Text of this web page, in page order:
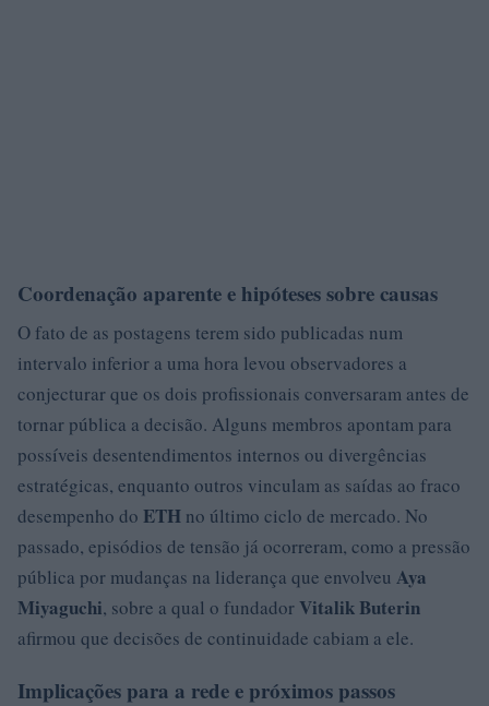
Coordenação aparente e hipóteses sobre causas
O fato de as postagens terem sido publicadas num
intervalo inferior a uma hora levou observadores a
conjecturar que os dois profissionais conversaram antes de
tornar pública a decisão. Alguns membros apontam para
possíveis desentendimentos internos ou divergências
estratégicas, enquanto outros vinculam as saídas ao fraco
desempenho do ETH no último ciclo de mercado. No
passado, episódios de tensão já ocorreram, como a pressão
pública por mudanças na liderança que envolveu Aya
Miyaguchi, sobre a qual o fundadorVitalik Buterin
afirmou que decisões de continuidade cabiam a ele.
Implicações para a rede e próximos passos